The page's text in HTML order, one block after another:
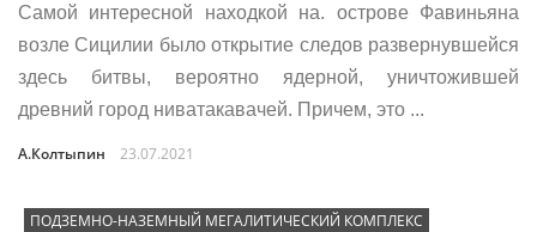
Самой интересной находкой на. острове Фавиньяна
возле Сицилии было открытие следов развернувшейся
здесь битвы, вероятно ядерной, уничтожившей
древний город ниватакавачей. Причем, это ...
А.Колтыпин 23.07.2021
ПОДЗЕМНО-НАЗЕМНЫЙ МЕГАЛИТИЧЕСКИЙ КОМПЛЕКС